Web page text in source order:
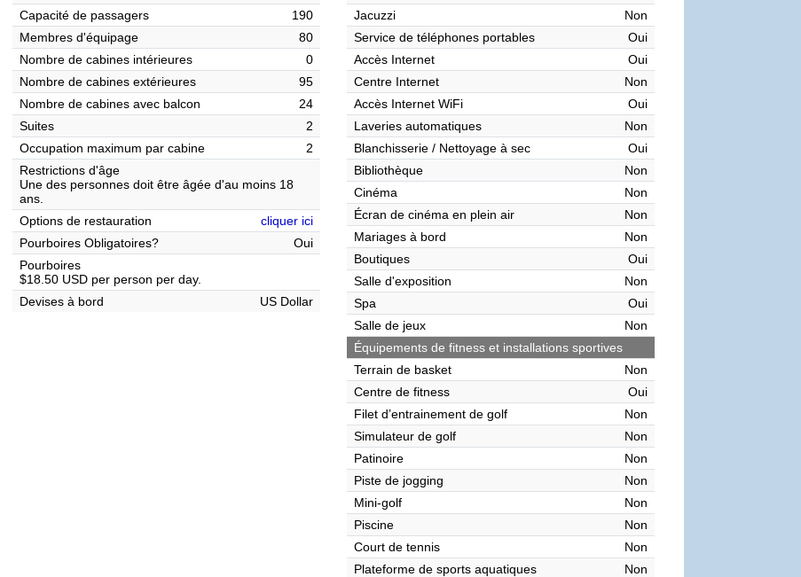
Capacité de passagers
190
Membres d'équipage
80
Nombre de cabines intérieures
0
Nombre de cabines extérieures
95
Nombre de cabines avec balcon
24
Suites
2
Occupation maximum par cabine
2
Restrictions d'âge
Une des personnes doit être âgée d'au moins 18
ans.
Options de restauration
cliquer ici
Pourboires Obligatoires?
Oui
Pourboires
$18.50 USD per person per day.
Devises à bord
US Dollar
Jacuzzi
Non
Service de téléphones portables
Oui
Accès Internet
Oui
Centre Internet
Non
Accès Internet WiFi
Oui
Laveries automatiques
Non
Blanchisserie / Nettoyage à sec
Oui
Bibliothèque
Non
Cinéma
Non
Écran de cinéma en plein air
Non
Mariages à bord
Non
Boutiques
Oui
Salle d'exposition
Non
Spa
Oui
Salle de jeux
Non
Équipements de fitness et installations sportives
Terrain de basket
Non
Centre de fitness
Oui
Filet d’entrainement de golf
Non
Simulateur de golf
Non
Patinoire
Non
Piste de jogging
Non
Mini-golf
Non
Piscine
Non
Court de tennis
Non
Plateforme de sports aquatiques
Non